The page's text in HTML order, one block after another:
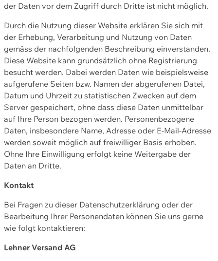
der Daten vor dem Zugriff durch Dritte ist nicht möglich.
Durch die Nutzung dieser Website erklären Sie sich mit
der Erhebung, Verarbeitung und Nutzung von Daten
gemäss der nachfolgenden Beschreibung einverstanden.
Diese Website kann grundsätzlich ohne Registrierung
besucht werden. Dabei werden Daten wie beispielsweise
aufgerufene Seiten bzw. Namen der abgerufenen Datei,
Datum und Uhrzeit zu statistischen Zwecken auf dem
Server gespeichert, ohne dass diese Daten unmittelbar
auf Ihre Person bezogen werden. Personenbezogene
Daten, insbesondere Name, Adresse oder E-Mail-Adresse
werden soweit möglich auf freiwilliger Basis erhoben.
Ohne Ihre Einwilligung erfolgt keine Weitergabe der
Daten an Dritte.
Kontakt
Bei Fragen zu dieser Datenschutzerklärung oder der
Bearbeitung Ihrer Personendaten können Sie uns gerne
wie folgt kontaktieren:
Lehner Versand AG